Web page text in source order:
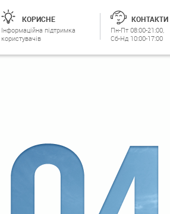
КОРИСНЕ
Інформаційна підтримка
користувачів
КОНТАКТИ
Пн-Пт 08:00-21:00,
Сб-Нд 10:00-17:00